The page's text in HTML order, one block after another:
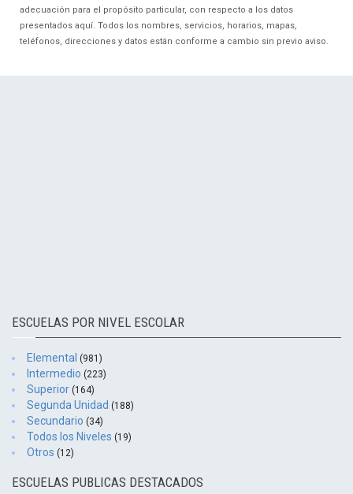
adecuación para el propósito particular, con respecto a los datos
presentados aquí. Todos los nombres, servicios, horarios, mapas,
teléfonos, direcciones y datos están conforme a cambio sin previo aviso.
ESCUELAS POR NIVEL ESCOLAR
Elemental (981)
Intermedio (223)
Superior (164)
Segunda Unidad (188)
Secundario (34)
Todos los Niveles (19)
Otros (12)
ESCUELAS PUBLICAS DESTACADOS